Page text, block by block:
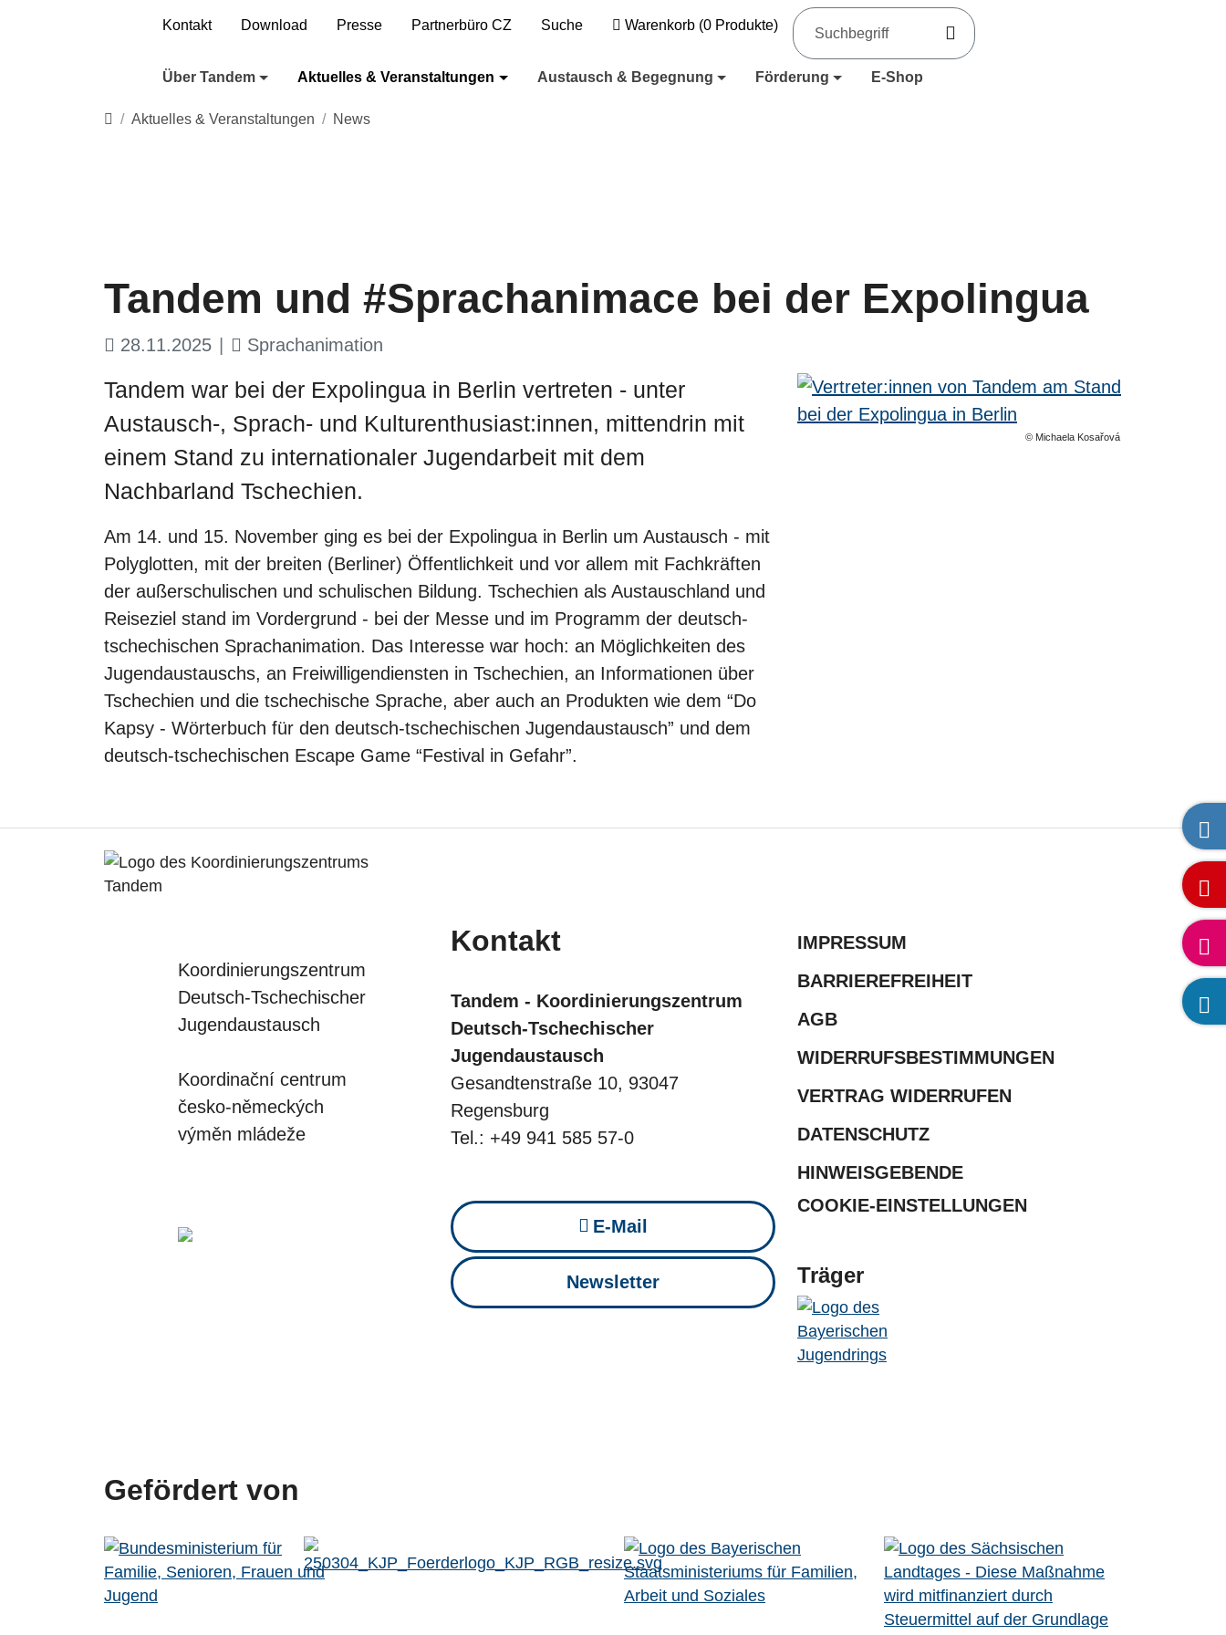
Kontakt Download Presse Partnerbüro CZ Suche Warenkorb (0 Produkte)
Über Tandem Aktuelles & Veranstaltungen Austausch & Begegnung Förderung E-Shop
Startseite
Aktuelles & Veranstaltungen News
Tandem und #Sprachanimace bei der Expolingua
28.11.2025 Sprachanimation
Tandem war bei der Expolingua in Berlin vertreten - unter
Austausch-, Sprach- und Kulturenthusiast:innen, mittendrin mit
einem Stand zu internationaler Jugendarbeit mit dem
Nachbarland Tschechien.
Am 14. und 15. November ging es bei der Expolingua in Berlin um Austausch - mit
Polyglotten, mit der breiten (Berliner) Öffentlichkeit und vor allem mit Fachkräften
der außerschulischen und schulischen Bildung. Tschechien als Austauschland und
Reiseziel stand im Vordergrund - bei der Messe und im Programm der deutsch-
tschechischen Sprachanimation. Das Interesse war hoch: an Möglichkeiten des
Jugendaustauschs, an Freiwilligendiensten in Tschechien, an Informationen über
Tschechien und die tschechische Sprache, aber auch an Produkten wie dem “Do
Kapsy - Wörterbuch für den deutsch-tschechischen Jugendaustausch” und dem
deutsch-tschechischen Escape Game “Festival in Gefahr”.
© Michaela Kosařová
Koordinierungszentrum
Deutsch-Tschechischer
Jugendaustausch
Koordinační centrum
česko-německých
výměn mládeže
Kontakt
Tandem - Koordinierungszentrum
Deutsch-Tschechischer
Jugendaustausch
Gesandtenstraße 10, 93047
Regensburg
Tel.: +49 941 585 57-0
E-Mail
Newsletter
IMPRESSUM
BARRIEREFREIHEIT
AGB
WIDERRUFSBESTIMMUNGEN
VERTRAG WIDERRUFEN
DATENSCHUTZ
HINWEISGEBENDE
COOKIE-EINSTELLUNGEN
Träger
Gefördert von